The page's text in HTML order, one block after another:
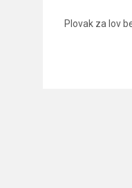
Plovak za lov